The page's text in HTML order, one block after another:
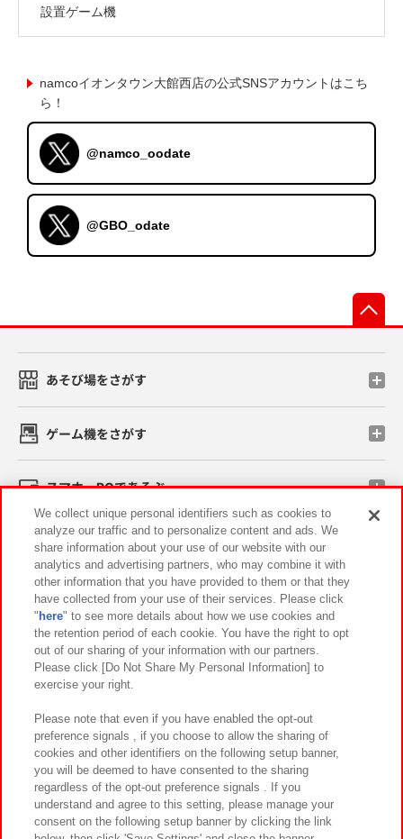
設置ゲーム機
namcoイオンタウン大館西店の公式SNSアカウントはこち
ら！
@namco_oodate
@GBO_odate
あそび場をさがす
ゲーム機をさがす
スマホ・PCであそぶ
イベント・キャンペーン
関連会社 サステナビリティ サイトポリシー
プライバシーポリシー ウェブアクセシビリティ方針と検証結果
お取引先さまとともに
カスタマーハラスメント対応方針 よくあるご質問・お問い合わせ
We collect unique personal identifiers such as cookies to
analyze our traffic and to personalize content and ads. We
share information about your use of our website with our
analytics and advertising partners, who may combine it with
other information that you have provided to them or that they
have collected from your use of their services. Please click
" here" to see more details about how we use cookies and
the retention period of each cookie. You have the right to opt
out of our sharing of your information with our partners.
Please click [Do Not Share My Personal Information] to
exercise your right.
Please note that even if you have enabled the opt-out
preference signals , if you choose to allow the sharing of
cookies and other identifiers on the following setup banner,
you will be deemed to have consented to the sharing
regardless of the opt-out preference signals . If you
understand and agree to this setting, please manage your
consent on the following setup banner by clicking the link